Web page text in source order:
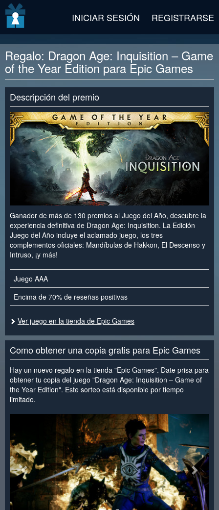
INICIAR SESIÓN REGISTRARSE
Regalo: Dragon Age: Inquisition – Game
of the Year Edition para Epic Games
Descripción del premio
Ganador de más de 130 premios al Juego del Año, descubre la
experiencia definitiva de Dragon Age: Inquisition. La Edición
Juego del Año incluye el aclamado juego, los tres
complementos oficiales: Mandíbulas de Hakkon, El Descenso y
Intruso, ¡y más!
Juego AAA
Encima de 70% de reseñas positivas
Ver juego en la tienda de Epic Games
Como obtener una copia gratis para Epic Games
Hay un nuevo regalo en la tienda "Epic Games". Date prisa para
obtener tu copia del juego "Dragon Age: Inquisition – Game of
the Year Edition". Este sorteo está disponible por tiempo
limitado.